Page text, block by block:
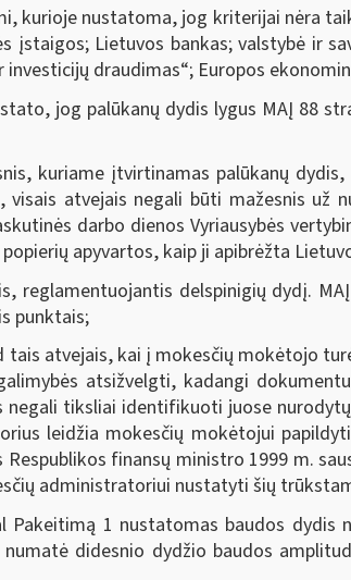
kurioje nustatoma, jog kriterijai nėra
Lietuvos bankas; valstybė ir
draudimas“; Europos
jog palūkanų dydis lygus MAĮ 88
kuriame įtvirtinamas palūkanų dydis,
atvejais negali būti mažesnis
darbo dienos Vyriausybės
apyvartos, kaip ji apibrėžta
delspinigių dydį.
punktais;
atvejais, kai į mokesčių mokėtojo
atsižvelgti, kadangi
tiksliai identifikuoti juose
leidžia mokesčių mokėtojui
finansų ministro 1999 m.
administratoriui nustatyti šių
1 nustatomas baudos dydis
didesnio dydžio baudos